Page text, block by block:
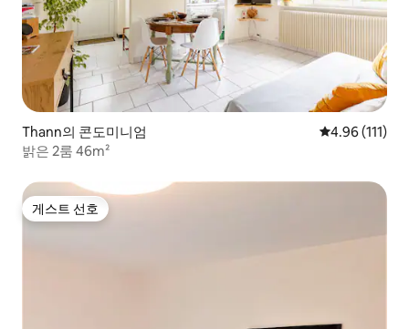
Thann의 콘도미니엄 평점 4.96점(5
4.96 (111)
밝은 2룸 46m²
게스트 선호
게스트 선호